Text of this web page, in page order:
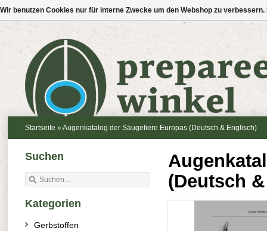
Startseite » Augenkatalog der Säugetiere Europas (Deutsch & Englisch)
(Deutsch
Suchen
Kategorien
Gerbstoffen
Wir benutzen Cookies nur für interne Zwecke um den Webshop zu